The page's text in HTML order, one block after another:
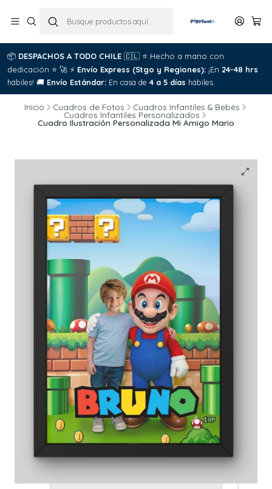
📦 DESPACHOS A TODO CHILE 🇨🇱 ⭐ Hecho a mano con
dedicación ⭐ 🚀 ⚡ Envío Express (Stgo y Regiones): ¡En 24-48 hrs
hábiles! 🚚 Envío Estándar: En casa de 4 a 5 días hábiles.
Inicio Cuadros de Fotos Cuadros Infantiles & Bebés
Cuadros Infantiles Personalizados
Cuadro Ilustración Personalizada Mi Amigo Mario